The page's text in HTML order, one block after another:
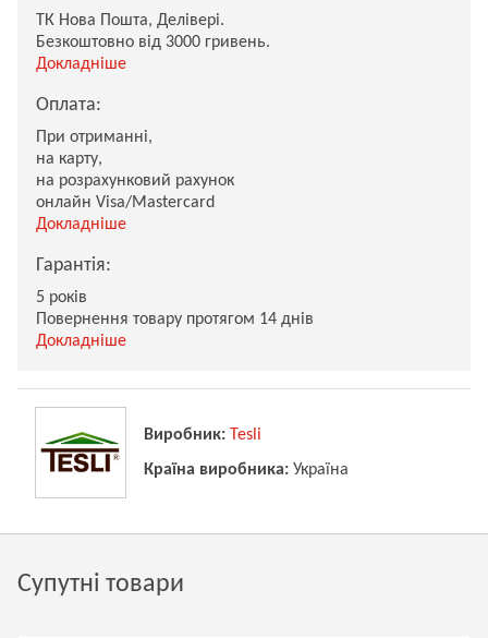
ТК Нова Пошта, Делівері.
Безкоштовно від 3000 гривень.
Докладніше
Оплата:
При отриманні,
на карту,
на розрахунковий рахунок
онлайн Visa/Mastercard
Докладніше
Гарантія:
5 років
Повернення товару протягом 14 днів
Докладніше
Виробник: Tesli
Країна виробника: Україна
Супутні товари